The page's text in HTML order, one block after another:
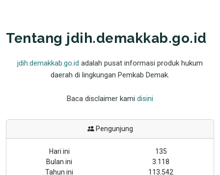
Tentang jdih.demakkab.go.id
jdih.demakkab.go.id adalah pusat informasi produk hukum
daerah di lingkungan Pemkab Demak.
Baca disclaimer kami disini
Pengunjung
Hari ini
135
Bulan ini
3.118
Tahun ini
113.542